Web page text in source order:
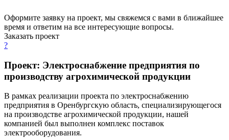
Оформите заявку на проект, мы свяжемся с вами в ближайшее
время и ответим на все интересующие вопросы.
Заказать проект
?
Проект: Электроснабжение предприятия по
производству агрохимической продукции
В рамках реализации проекта по электроснабжению
предприятия в Оренбургскую область, специализирующегося
на производстве агрохимической продукции, нашей
компанией был выполнен комплекс поставок
электрооборудования.